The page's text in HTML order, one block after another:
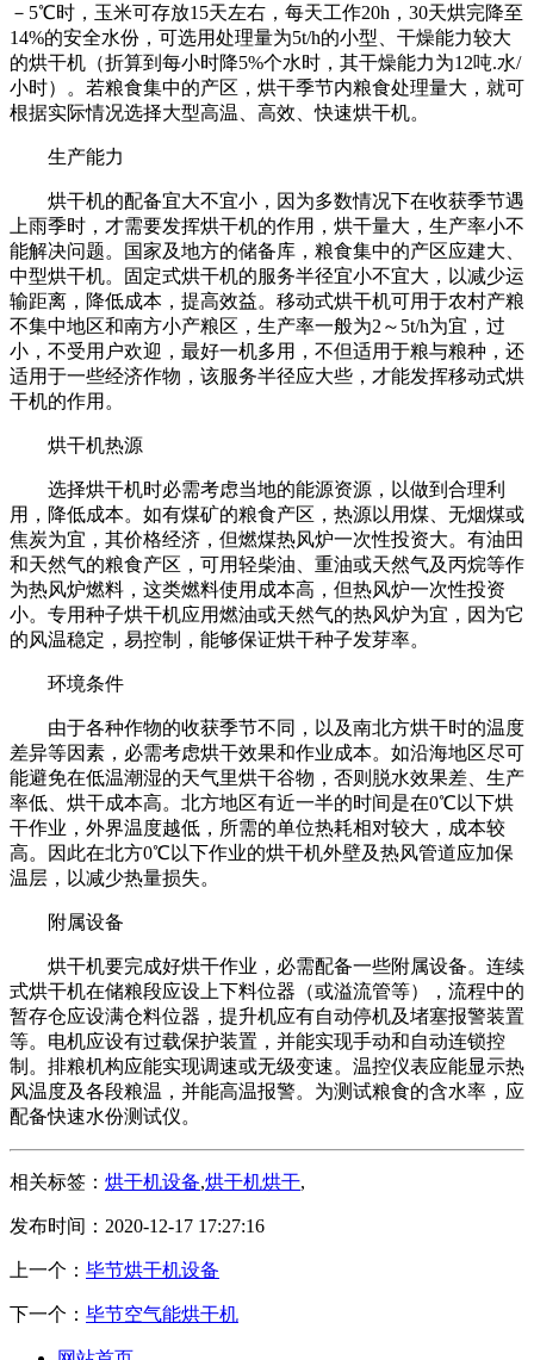
－5℃时，玉米可存放15天左右，每天工作20h，30天烘完降至
14%的安全水份，可选用处理量为5t/h的小型、干燥能力较大
的烘干机（折算到每小时降5%个水时，其干燥能力为12吨.水/
小时）。若粮食集中的产区，烘干季节内粮食处理量大，就可
根据实际情况选择大型高温、高效、快速烘干机。
生产能力
烘干机的配备宜大不宜小，因为多数情况下在收获季节遇
上雨季时，才需要发挥烘干机的作用，烘干量大，生产率小不
能解决问题。国家及地方的储备库，粮食集中的产区应建大、
中型烘干机。固定式烘干机的服务半径宜小不宜大，以减少运
输距离，降低成本，提高效益。移动式烘干机可用于农村产粮
不集中地区和南方小产粮区，生产率一般为2～5t/h为宜，过
小，不受用户欢迎，最好一机多用，不但适用于粮与粮种，还
适用于一些经济作物，该服务半径应大些，才能发挥移动式烘
干机的作用。
烘干机热源
选择烘干机时必需考虑当地的能源资源，以做到合理利
用，降低成本。如有煤矿的粮食产区，热源以用煤、无烟煤或
焦炭为宜，其价格经济，但燃煤热风炉一次性投资大。有油田
和天然气的粮食产区，可用轻柴油、重油或天然气及丙烷等作
为热风炉燃料，这类燃料使用成本高，但热风炉一次性投资
小。专用种子烘干机应用燃油或天然气的热风炉为宜，因为它
的风温稳定，易控制，能够保证烘干种子发芽率。
环境条件
由于各种作物的收获季节不同，以及南北方烘干时的温度
差异等因素，必需考虑烘干效果和作业成本。如沿海地区尽可
能避免在低温潮湿的天气里烘干谷物，否则脱水效果差、生产
率低、烘干成本高。北方地区有近一半的时间是在0℃以下烘
干作业，外界温度越低，所需的单位热耗相对较大，成本较
高。因此在北方0℃以下作业的烘干机外壁及热风管道应加保
温层，以减少热量损失。
附属设备
烘干机要完成好烘干作业，必需配备一些附属设备。连续
式烘干机在储粮段应设上下料位器（或溢流管等），流程中的
暂存仓应设满仓料位器，提升机应有自动停机及堵塞报警装置
等。电机应设有过载保护装置，并能实现手动和自动连锁控
制。排粮机构应能实现调速或无级变速。温控仪表应能显示热
风温度及各段粮温，并能高温报警。为测试粮食的含水率，应
配备快速水份测试仪。
相关标签： 烘干机设备,烘干机烘干,
发布时间：2020-12-17 17:27:16
上一个： 毕节烘干机设备
下一个： 毕节空气能烘干机